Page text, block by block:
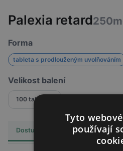
Palexia retard
Forma
tableta s prodlouženým uvolňováním
Velikost balení
100 tablet
Dostupnost Cena
Tyto
používají